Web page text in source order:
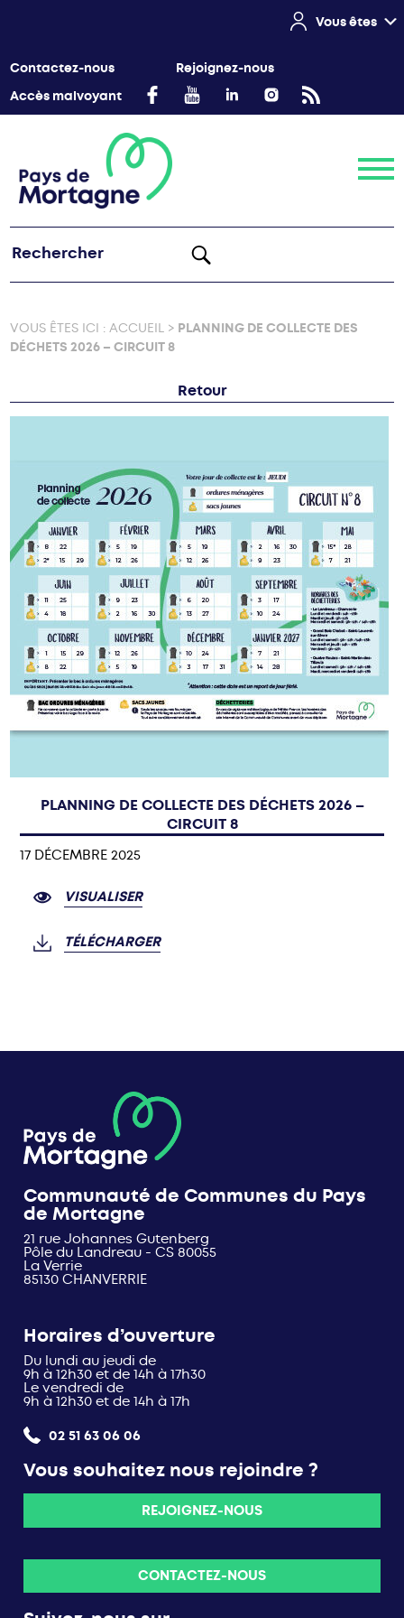
Vous êtes
Contactez-nous
Rejoignez-nous
Accès malvoyant
Menu
VOUS ÊTES ICI :ACCUEIL > PLANNING DE COLLECTE DES
DÉCHETS 2026 – CIRCUIT 8
Retour
PLANNING DE COLLECTE DES DÉCHETS 2026 –
CIRCUIT 8
17 DÉCEMBRE 2025
VISUALISER
TÉLÉCHARGER
Communauté de Communes du Pays
de Mortagne
21 rue Johannes Gutenberg
Pôle du Landreau - CS 80055
La Verrie
85130 CHANVERRIE
Horaires d’ouverture
Du lundi au jeudi de
9h à 12h30 et de 14h à 17h30
Le vendredi de
9h à 12h30 et de 14h à 17h
02 51 63 06 06
Vous souhaitez nous rejoindre ?
REJOIGNEZ-NOUS
CONTACTEZ-NOUS